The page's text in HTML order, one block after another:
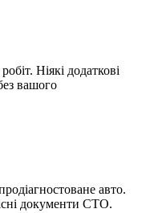
Ніякі додаткові
вашого
авто.
документи СТО.